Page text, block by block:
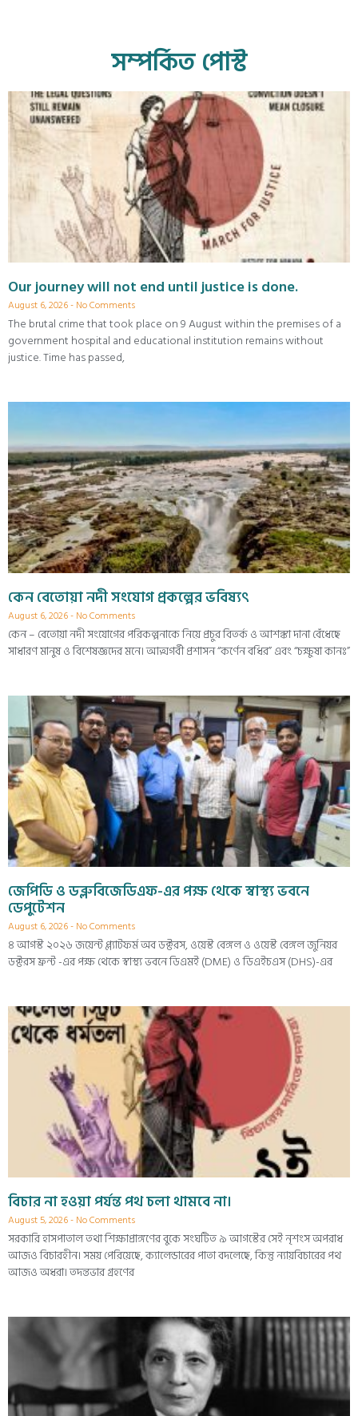
সম্পর্কিত পোস্ট
Our journey will not end until justice is done.
August 6, 2026 No Comments
The brutal crime that took place on 9 August within the premises of a
government hospital and educational institution remains without
justice. Time has passed,
কেন বেতোয়া নদী সংযোগ প্রকল্পের ভবিষ্যৎ
August 6, 2026 No Comments
কেন – বেতোয়া নদী সংযোগের পরিকল্পনাকে নিয়ে প্রচুর বিতর্ক ও আশঙ্কা দানা বেঁধেছে
সাধারণ মানুষ ও বিশেষজ্ঞদের মনে। আত্মগর্বী প্রশাসন “কর্ণেন বধির” এবং “চক্ষুষা কানঃ”
জেপিডি ও ডব্লুবিজেডিএফ-এর পক্ষ থেকে স্বাস্থ্য ভবনে
ডেপুটেশন
August 6, 2026 No Comments
৪ আগস্ট ২০২৬ জয়েন্ট প্ল্যাটফর্ম অব ডক্টরস, ওয়েস্ট বেঙ্গল ও ওয়েস্ট বেঙ্গল জুনিয়র
ডক্টরস ফ্রন্ট -এর পক্ষ থেকে স্বাস্থ্য ভবনে ডিএমই (DME) ও ডিএইচএস (DHS)-এর
বিচার না হওয়া পর্যন্ত পথ চলা থামবে না।
August 5, 2026 No Comments
সরকারি হাসপাতাল তথা শিক্ষাপ্রাঙ্গণের বুকে সংঘটিত ৯ আগস্টের সেই নৃশংস অপরাধ
আজও বিচারহীন। সময় পেরিয়েছে, ক্যালেন্ডারের পাতা বদলেছে, কিন্তু ন্যায়বিচারের পথ
আজও অধরা। তদন্তভার গ্রহণের